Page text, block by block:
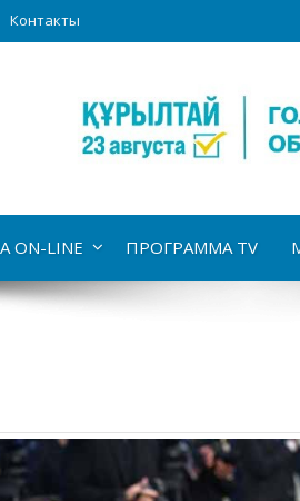
Контакты
ON-LINE ПРОГРАММА TV